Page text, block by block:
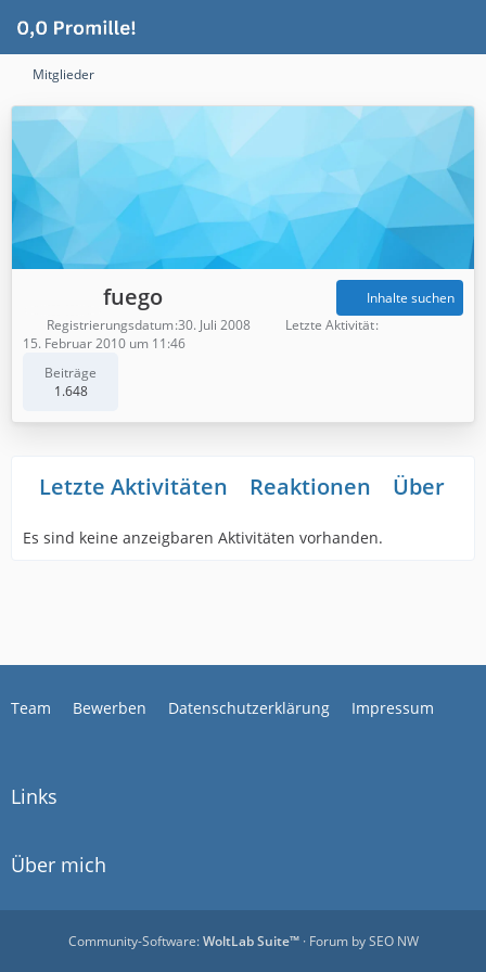
Mitglieder
fuego
Beiträge
1.648
Inhalte suchen
Registrierungsdatum 30. Juli 2008
Letzte Aktivität
15. Februar 2010 um 11:46
Letzte Aktivitäten Reaktionen Über
Es sind keine anzeigbaren Aktivitäten vorhanden.
Team Bewerben Datenschutzerklärung Impressum
Links
Über mich
Community-Software:WoltLab Suite™· Forum bySEO NW